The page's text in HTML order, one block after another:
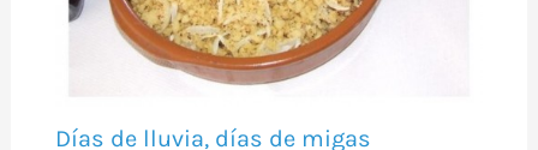
Días de lluvia, días de migas